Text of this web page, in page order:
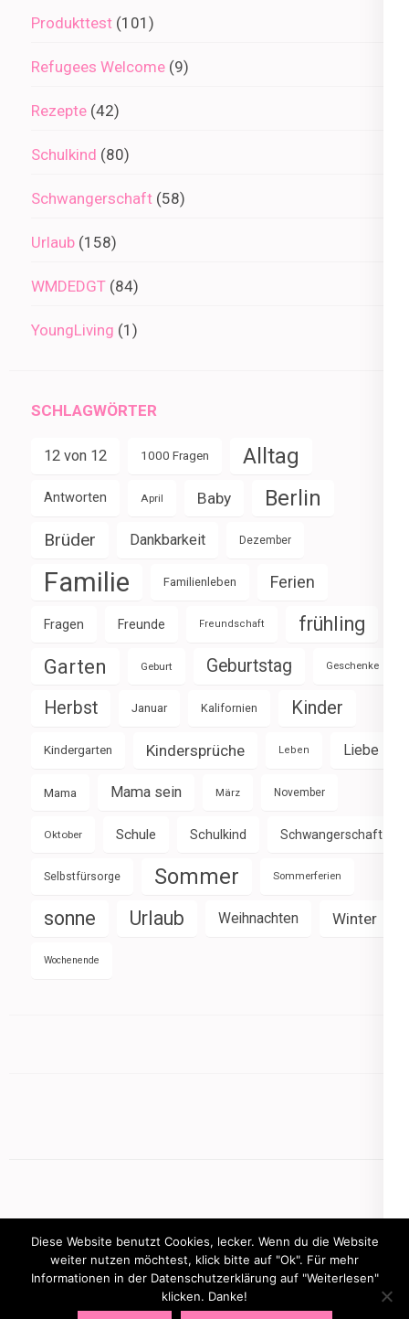
Produkttest (101)
Refugees Welcome (9)
Rezepte (42)
Schulkind (80)
Schwangerschaft (58)
Urlaub (158)
WMDEDGT (84)
YoungLiving (1)
SCHLAGWÖRTER
12 von 12 1000 Fragen Alltag
Antworten April Baby Berlin
Brüder Dankbarkeit Dezember
Familie Familienleben Ferien
Fragen Freunde Freundschaft frühling
Garten Geburt Geburtstag Geschenke
Herbst Januar Kalifornien Kinder
Kindergarten Kindersprüche Leben Liebe
Mama Mama sein März November
Oktober Schule Schulkind Schwangerschaft
Selbstfürsorge Sommer Sommerferien
sonne Urlaub Weihnachten Winter
Wochenende
mamasbusiness.de
Diese Website benutzt Cookies, lecker. Wenn du die Website
weiter nutzen möchtest, klick bitte auf "Ok". Für mehr
Informationen in der Datenschutzerklärung auf "Weiterlesen"
klicken. Danke!